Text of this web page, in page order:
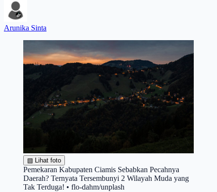
Arunika Sinta
▧ Lihat foto
Pemekaran Kabupaten Ciamis Sebabkan Pecahnya
Daerah? Ternyata Tersembunyi 2 Wilayah Muda yang
Tak Terduga! • flo-dahm/unplash